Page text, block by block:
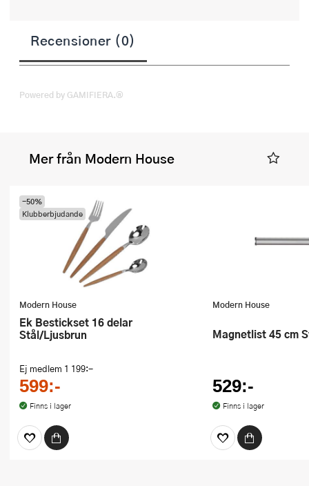
Recensioner (0)
Powered by GAMIFIERA.®
Mer från Modern House
Modern House
Ek Bestickset 16 delar
Stål/Ljusbrun
Ej medlem 1 199:-
599:-
Finns i lager
-50%
Klubberbjudande
Modern House
Magnetlist 45 cm
529:-
Finns i lager